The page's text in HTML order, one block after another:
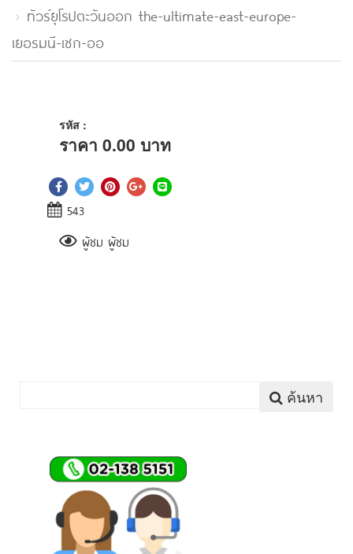
ทัวร์ยุโรปตะวันออก the-ultimate-east-europe-
เยอรมนี-เชก-ออ
รหัส :
ราคา 0.00 บาท
543
ผู้ชม ผู้ชม
ค้นหา